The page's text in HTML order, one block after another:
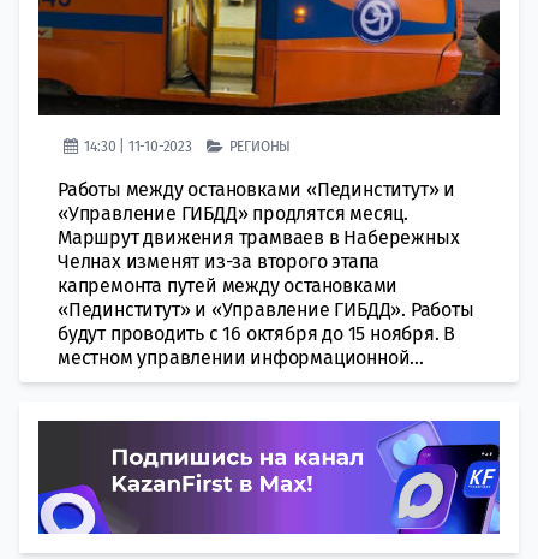
14:30 | 11-10-2023 РЕГИОНЫ
Работы между остановками «Пединститут» и
«Управление ГИБДД» продлятся месяц.
Маршрут движения трамваев в Набережных
Челнах изменят из-за второго этапа
капремонта путей между остановками
«Пединститут» и «Управление ГИБДД». Работы
будут проводить с 16 октября до 15 ноября. В
местном управлении информационной...